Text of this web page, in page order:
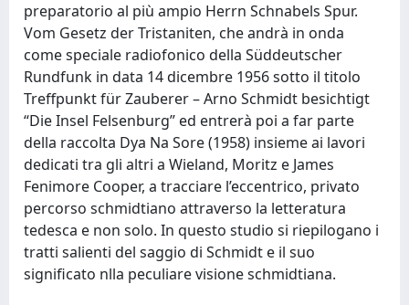
preparatorio al più ampio Herrn Schnabels Spur.
Vom Gesetz der Tristaniten, che andrà in onda
come speciale radiofonico della Süddeutscher
Rundfunk in data 14 dicembre 1956 sotto il titolo
Treffpunkt für Zauberer – Arno Schmidt besichtigt
“Die Insel Felsenburg” ed entrerà poi a far parte
della raccolta Dya Na Sore (1958) insieme ai lavori
dedicati tra gli altri a Wieland, Moritz e James
Fenimore Cooper, a tracciare l’eccentrico, privato
percorso schmidtiano attraverso la letteratura
tedesca e non solo. In questo studio si riepilogano i
tratti salienti del saggio di Schmidt e il suo
significato nlla peculiare visione schmidtiana.